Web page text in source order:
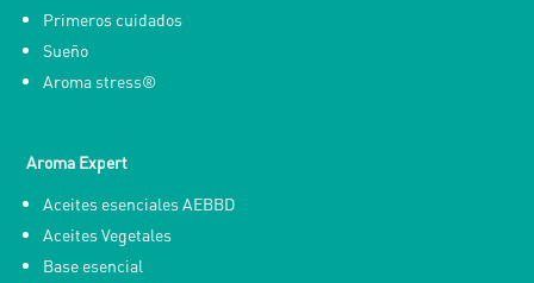
Primeros cuidados
Sueño
Aroma stress®
Aroma Expert
Aceites esenciales AEBBD
Aceites Vegetales
Base esencial